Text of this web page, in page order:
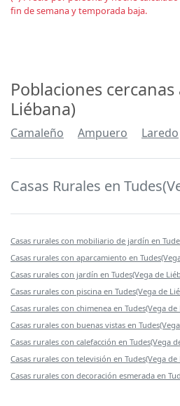
fin de semana y temporada baja.
Poblaciones cercanas
Liébana)
Camaleño Ampuero Laredo
Casas Rurales en
Casas rurales con mobiliario de jardín en
Casas rurales con aparcamiento en
Casas rurales con jardín en Tudes(Vega de
Casas rurales con piscina en Tudes(Vega de
Casas rurales con chimenea en Tudes(Vega de
Casas rurales con buenas vistas en
Casas rurales con calefacción en Tudes(Vega
Casas rurales con televisión en Tudes(Vega de
Casas rurales con decoración esmerada en